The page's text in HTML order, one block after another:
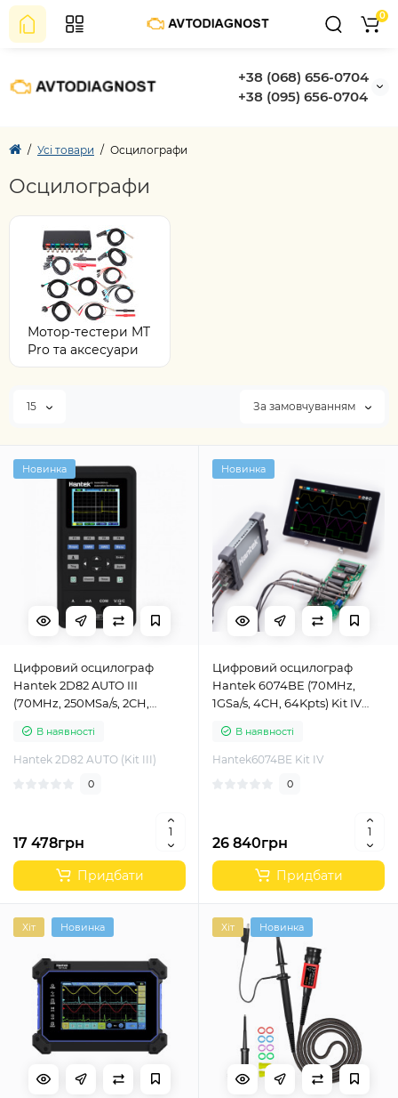
+38 (068) 656-0704
+38 (095) 656-0704
0
Усі товари Осцилографи
Осцилографи
Мотор-тестери MT
Pro та аксесуари
15 За замовчуванням
Новинка
Цифровий осцилограф
Hantek 2D82 AUTO III
(70MHz, 250MSa/s, 2CH,
автомобілів
В наявності
Hantek 2D82 AUTO (Kit III)
0
17 478грн
Придбати
Новинка
Цифровий осцилограф
Hantek 6074BE (70MHz,
1GSa/s, 4CH, 64Kpts) Kit IV
В наявності
Hantek6074BE Kit IV
0
26 840грн
Придбати
Хіт Новинка Хіт Новинка